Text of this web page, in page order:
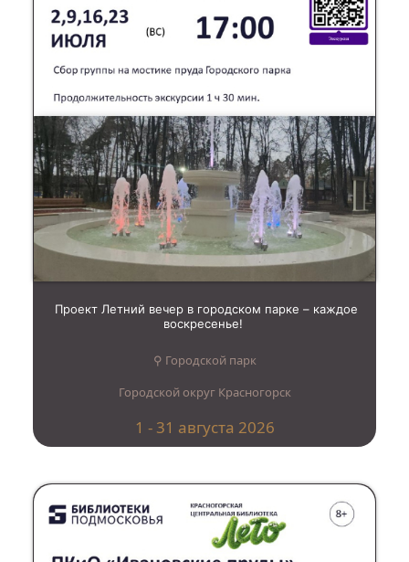
Проект Летний вечер в городском парке – каждое
воскресенье!
⚲ Городской парк
Городской округ Красногорск
1 - 31 августа 2026